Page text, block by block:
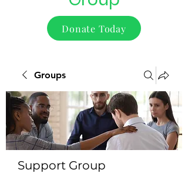
Donate Today
Groups
Support Group